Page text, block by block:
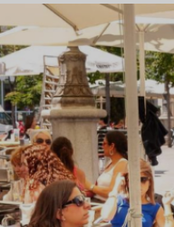
de sandía: el plato
repetir todo el